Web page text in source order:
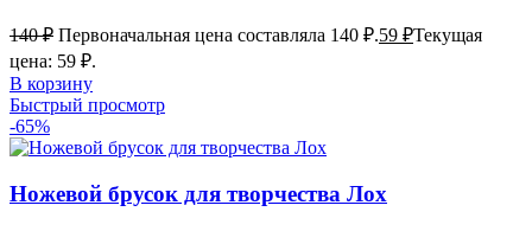
140₽ Первоначальная цена составляла 140 ₽.59 ₽Текущая
цена: 59 ₽.
В корзину
Быстрый просмотр
-65%
Ножевой брусок для творчества Лох